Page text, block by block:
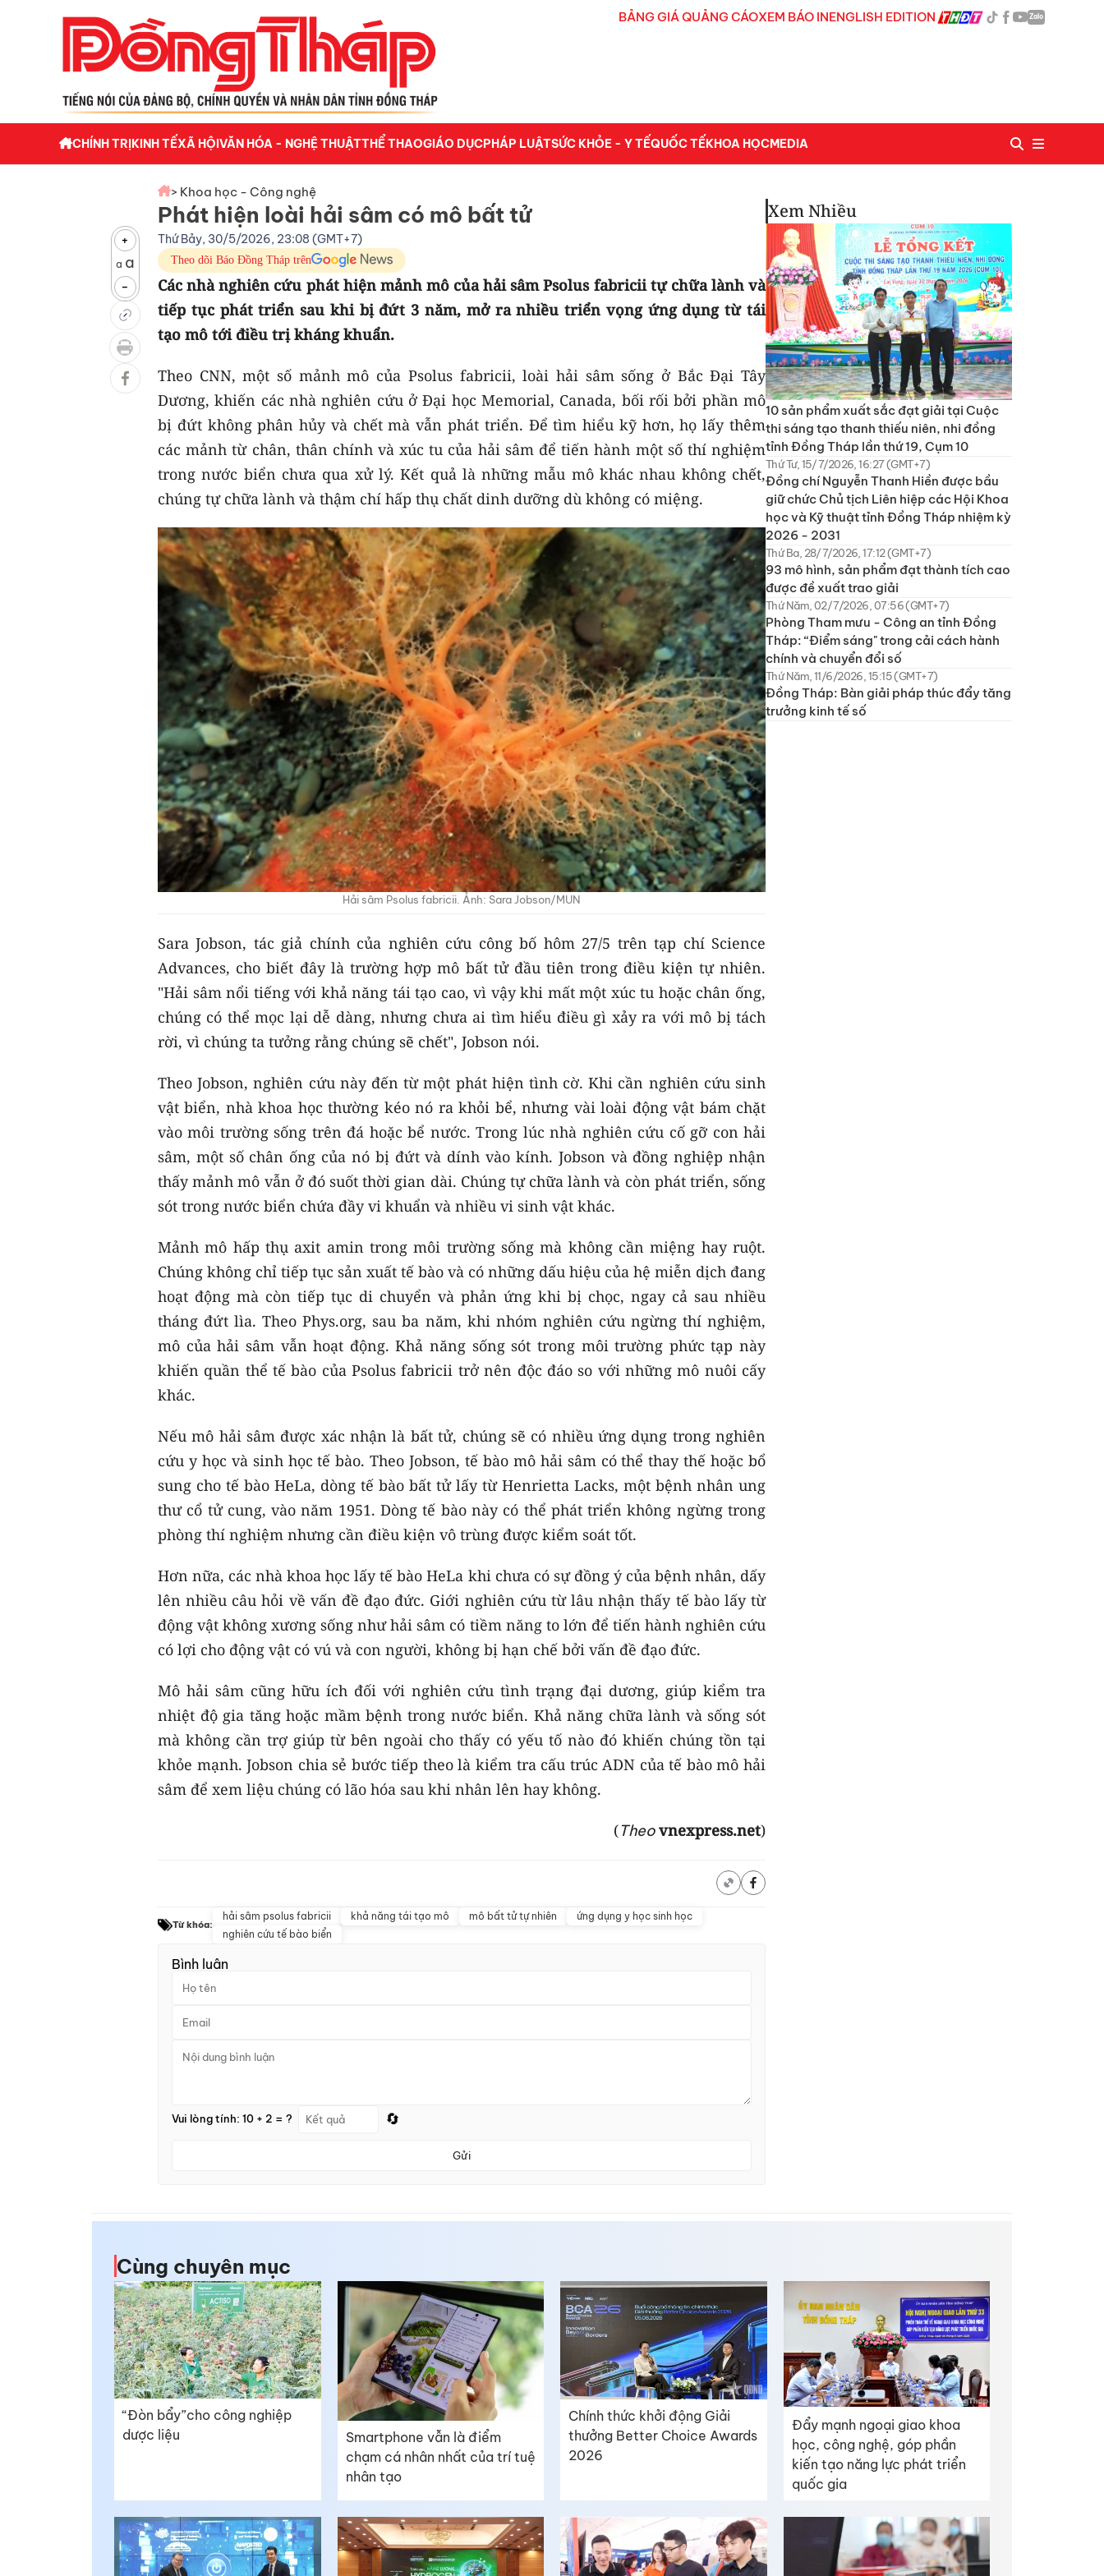
BẢNG GIÁ QUẢNG CÁOXEM BÁO INENGLISH EDITION Zalo
CHÍNH TRỊKINH TẾXÃ HỘIVĂN HÓA - NGHỆ THUẬTTHỂ THAOGIÁO DỤCPHÁP LUẬTSỨC KHỎE - Y TẾQUỐC TẾKHOA HỌCMEDIA
+
a a
-
> Khoa học - Công nghệ
Phát hiện loài hải sâm có mô bất tử
Thứ Bảy, 30/5/2026, 23:08 (GMT+7)
Theo dõi Báo Đồng Tháp trên
Các nhà nghiên cứu phát hiện mảnh mô của hải sâm Psolus fabricii tự chữa lành và
tiếp tục phát triển sau khi bị đứt 3 năm, mở ra nhiều triển vọng ứng dụng từ tái
tạo mô tới điều trị kháng khuẩn.
Theo CNN, một số mảnh mô của Psolus fabricii, loài hải sâm sống ở Bắc Đại Tây
Dương, khiến các nhà nghiên cứu ở Đại học Memorial, Canada, bối rối bởi phần mô
bị đứt không phân hủy và chết mà vẫn phát triển. Để tìm hiểu kỹ hơn, họ lấy thêm
các mảnh từ chân, thân chính và xúc tu của hải sâm để tiến hành một số thí nghiệm
trong nước biển chưa qua xử lý. Kết quả là những mẫu mô khác nhau không chết,
chúng tự chữa lành và thậm chí hấp thụ chất dinh dưỡng dù không có miệng.
Hải sâm Psolus fabricii. Ảnh: Sara Jobson/MUN
Sara Jobson, tác giả chính của nghiên cứu công bố hôm 27/5 trên tạp chí Science
Advances, cho biết đây là trường hợp mô bất tử đầu tiên trong điều kiện tự nhiên.
"Hải sâm nổi tiếng với khả năng tái tạo cao, vì vậy khi mất một xúc tu hoặc chân ống,
chúng có thể mọc lại dễ dàng, nhưng chưa ai tìm hiểu điều gì xảy ra với mô bị tách
rời, vì chúng ta tưởng rằng chúng sẽ chết", Jobson nói.
Theo Jobson, nghiên cứu này đến từ một phát hiện tình cờ. Khi cần nghiên cứu sinh
vật biển, nhà khoa học thường kéo nó ra khỏi bể, nhưng vài loài động vật bám chặt
vào môi trường sống trên đá hoặc bể nước. Trong lúc nhà nghiên cứu cố gỡ con hải
sâm, một số chân ống của nó bị đứt và dính vào kính. Jobson và đồng nghiệp nhận
thấy mảnh mô vẫn ở đó suốt thời gian dài. Chúng tự chữa lành và còn phát triển, sống
sót trong nước biển chứa đầy vi khuẩn và nhiều vi sinh vật khác.
Mảnh mô hấp thụ axit amin trong môi trường sống mà không cần miệng hay ruột.
Chúng không chỉ tiếp tục sản xuất tế bào và có những dấu hiệu của hệ miễn dịch đang
hoạt động mà còn tiếp tục di chuyển và phản ứng khi bị chọc, ngay cả sau nhiều
tháng đứt lìa. Theo Phys.org, sau ba năm, khi nhóm nghiên cứu ngừng thí nghiệm,
mô của hải sâm vẫn hoạt động. Khả năng sống sót trong môi trường phức tạp này
khiến quần thể tế bào của Psolus fabricii trở nên độc đáo so với những mô nuôi cấy
khác.
Nếu mô hải sâm được xác nhận là bất tử, chúng sẽ có nhiều ứng dụng trong nghiên
cứu y học và sinh học tế bào. Theo Jobson, tế bào mô hải sâm có thể thay thế hoặc bổ
sung cho tế bào HeLa, dòng tế bào bất tử lấy từ Henrietta Lacks, một bệnh nhân ung
thư cổ tử cung, vào năm 1951. Dòng tế bào này có thể phát triển không ngừng trong
phòng thí nghiệm nhưng cần điều kiện vô trùng được kiểm soát tốt.
Hơn nữa, các nhà khoa học lấy tế bào HeLa khi chưa có sự đồng ý của bệnh nhân, dấy
lên nhiều câu hỏi về vấn đề đạo đức. Giới nghiên cứu từ lâu nhận thấy tế bào lấy từ
động vật không xương sống như hải sâm có tiềm năng to lớn để tiến hành nghiên cứu
có lợi cho động vật có vú và con người, không bị hạn chế bởi vấn đề đạo đức.
Mô hải sâm cũng hữu ích đối với nghiên cứu tình trạng đại dương, giúp kiểm tra
nhiệt độ gia tăng hoặc mầm bệnh trong nước biển. Khả năng chữa lành và sống sót
mà không cần trợ giúp từ bên ngoài cho thấy có yếu tố nào đó khiến chúng tồn tại
khỏe mạnh. Jobson chia sẻ bước tiếp theo là kiểm tra cấu trúc ADN của tế bào mô hải
sâm để xem liệu chúng có lão hóa sau khi nhân lên hay không.
(Theovnexpress.net)
Từ khóa:
hải sâm psolus fabricii khả năng tái tạo mô mô bất tử tự nhiên
ứng dụng y học sinh học
nghiên cứu tế bào biển
Bình luận
Vui lòng tính: 10 + 2 = ? 🔄
Gửi
Xem Nhiều
10 sản phẩm xuất sắc đạt giải tại Cuộc
thi sáng tạo thanh thiếu niên, nhi đồng
tỉnh Đồng Tháp lần thứ 19, Cụm 10
Thứ Tư, 15/7/2026, 16:27 (GMT+7)
Đồng chí Nguyễn Thanh Hiền được bầu
giữ chức Chủ tịch Liên hiệp các Hội Khoa
học và Kỹ thuật tỉnh Đồng Tháp nhiệm kỳ
2026 - 2031
Thứ Ba, 28/7/2026, 17:12 (GMT+7)
93 mô hình, sản phẩm đạt thành tích cao
được đề xuất trao giải
Thứ Năm, 02/7/2026, 07:56 (GMT+7)
Phòng Tham mưu - Công an tỉnh Đồng
Tháp: “Điểm sáng" trong cải cách hành
chính và chuyển đổi số
Thứ Năm, 11/6/2026, 15:15 (GMT+7)
Đồng Tháp: Bàn giải pháp thúc đẩy tăng
trưởng kinh tế số
Cùng chuyên mục
“Đòn bẩy”cho công nghiệp
dược liệu
Smartphone vẫn là điểm
chạm cá nhân nhất của trí tuệ
nhân tạo
Chính thức khởi động Giải
thưởng Better Choice Awards
2026
Đẩy mạnh ngoại giao khoa
học, công nghệ, góp phần
kiến tạo năng lực phát triển
quốc gia